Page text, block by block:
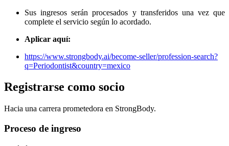
Sus ingresos serán procesados ​​y transferidos una vez que
complete el servicio según lo acordado.
Aplicar aquí:
https://www.strongbody.ai/become-seller/profession-search?
q=Periodontist&country=mexico
Registrarse como socio
Hacia una carrera prometedora en StrongBody.
Proceso de ingreso